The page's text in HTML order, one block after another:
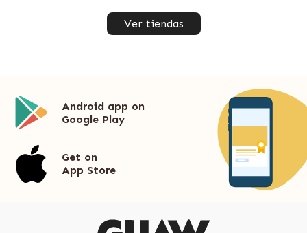
Ver tiendas
Android app on
Google Play
Get on
App Store